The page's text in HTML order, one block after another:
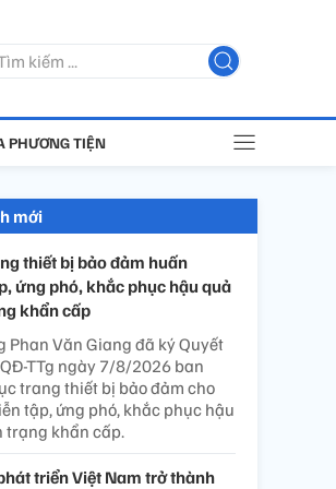
PHƯƠNG TIỆN
mới
thiết bị bảo đảm huấn
ứng phó, khắc phục hậu quả
khẩn cấp
Phan Văn Giang đã ký Quyết
TTg ngày 7/8/2026 ban
trang thiết bị bảo đảm cho
tập, ứng phó, khắc phục hậu
trạng khẩn cấp.
triển Việt Nam trở thành